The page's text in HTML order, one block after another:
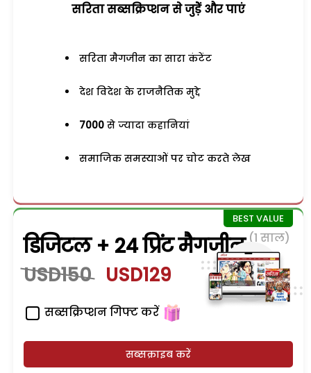
सरिता सब्सक्रिप्शन से जुड़ेें और पाएं
सरिता मैगजीन का सारा कंटेंट
देश विदेश के राजनैतिक मुद्दे
7000 से ज्यादा कहानियां
समाजिक समस्याओं पर चोट करते लेख
डिजिटल + 24 प्रिंट मैगजीन (1 साल)
USD150 USD129
सब्सक्रिप्शन गिफ्ट करें
सब्सक्राइब करें